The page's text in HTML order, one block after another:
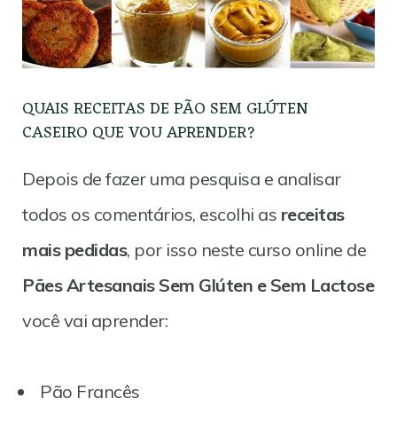
QUAIS RECEITAS DE PÃO SEM GLÚTEN
CASEIRO QUE VOU APRENDER?
Depois de fazer uma pesquisa e analisar
todos os comentários, escolhi as receitas
mais pedidas, por isso neste curso online de
Pães Artesanais Sem Glúten e Sem Lactose
você vai aprender:
Pão Francês